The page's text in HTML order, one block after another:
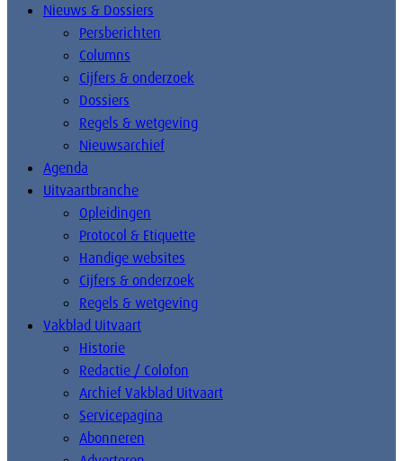
Nieuws & Dossiers
Persberichten
Columns
Cijfers & onderzoek
Dossiers
Regels & wetgeving
Nieuwsarchief
Agenda
Uitvaartbranche
Opleidingen
Protocol & Etiquette
Handige websites
Cijfers & onderzoek
Regels & wetgeving
Vakblad Uitvaart
Historie
Redactie / Colofon
Archief Vakblad Uitvaart
Servicepagina
Abonneren